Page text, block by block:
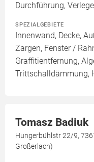
Durchführung,
SPEZIALGEBIETE
Innenwand, Decke,
Zargen, Fenster /
Graffitientfernung,
Trittschalldämmung,
Tomasz Badiuk
Hungerbühlstr 22/9,
Großerlach)